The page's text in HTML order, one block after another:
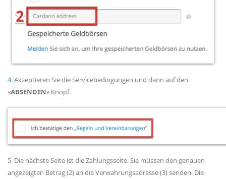
4.Akzeptieren Sie die Servicebedingungen und dann auf den
«ABSENDEN» Knopf.
5. Die nächste Seite ist die Zahlungsseite. Sie müssen den genauen
angezeigten Betrag (2) an die Verwahrungsadresse (3) senden. Die